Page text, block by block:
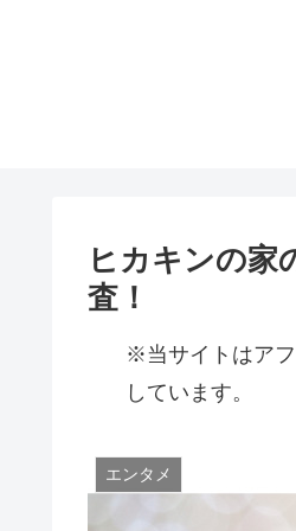
ヒカキンの家
査！
※当サイトはア
しています。
エンタメ